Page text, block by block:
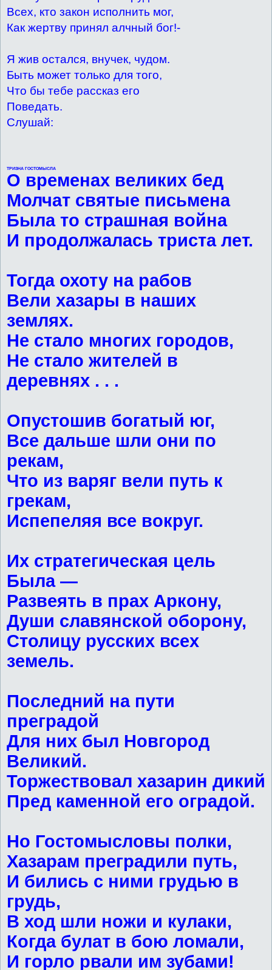
Всех, кто закон исполнить мог,
Как жертву принял алчный бог!-
Я жив остался, внучек, чудом.
Быть может только для того,
Что бы тебе рассказ его
Поведать.
Слушай:
ТРИЗНА ГОСТОМЫСЛА
О временах великих бед
Молчат святые письмена
Была то страшная война
И продолжалась триста лет.
Тогда охоту на рабов
Вели хазары в наших
землях.
Не стало многих городов,
Не стало жителей в
деревнях . . .
Опустошив богатый юг,
Все дальше шли они по
рекам,
Что из варяг вели путь к
грекам,
Испепеляя все вокруг.
Их стратегическая цель
Была —
Развеять в прах Аркону,
Души славянской оборону,
Столицу русских всех
земель.
Последний на пути
преградой
Для них был Новгород
Великий.
Торжествовал хазарин дикий
Пред каменной его оградой.
Но Гостомысловы полки,
Хазарам преградили путь,
И бились с ними грудью в
грудь,
В ход шли ножи и кулаки,
Когда булат в бою ломали,
И горло рвали им зубами!